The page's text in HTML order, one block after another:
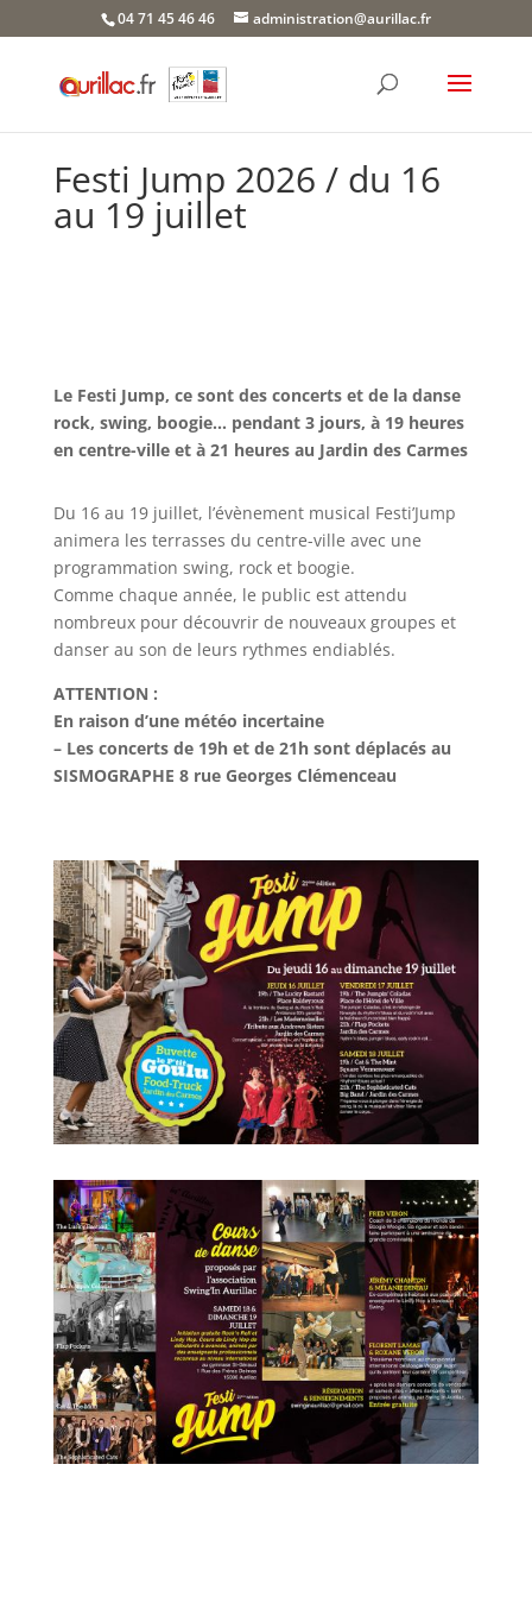
04 71 45 46 46 administration@aurillac.fr
Festi Jump 2026 / du 16
au 19 juillet
Le Festi Jump, ce sont des concerts et de la danse
rock, swing, boogie… pendant 3 jours, à 19 heures
en centre-ville et à 21 heures au Jardin des Carmes
Du 16 au 19 juillet, l’évènement musical Festi’Jump
animera les terrasses du centre-ville avec une
programmation swing, rock et boogie.
Comme chaque année, le public est attendu
nombreux pour découvrir de nouveaux groupes et
danser au son de leurs rythmes endiablés.
ATTENTION :
En raison d’une météo incertaine
– Les concerts de 19h et de 21h sont déplacés au
SISMOGRAPHE 8 rue Georges Clémenceau